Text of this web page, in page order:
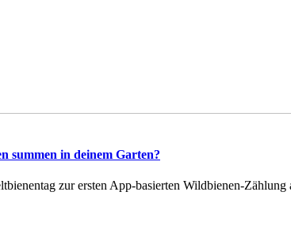
summen in deinem Garten?
zur ersten App-basierten Wildbienen-